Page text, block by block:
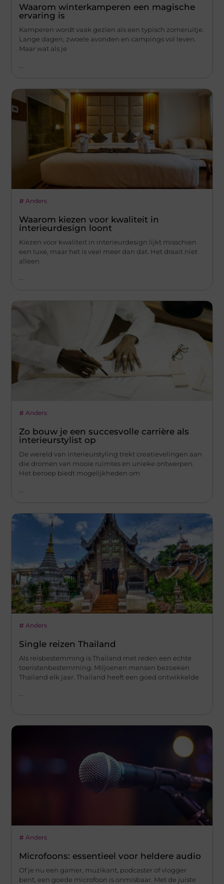
Waarom winterkamperen een magische
ervaring is
Kamperen wordt vaak gezien als een typisch zomeruitje.
Lange dagen, zwoele avonden en campings vol leven.
Maar wat als je
Anders
Waarom kiezen voor kwaliteit in
interieurdesign loont
Kiezen voor kwaliteit in interieurdesign lijkt misschien
een luxe, maar het is veel meer dan dat. Het draait niet
alleen
Anders
Zo bouw je een succesvolle carrière als
interieurstylist op
De wereld van interieurstyling trekt creatievelingen aan
die dromen van mooie ruimtes en unieke ontwerpen.
Het beroep biedt mogelijkheden om
Anders
Single reizen Thailand
Als reisbestemming is Thailand met reden een echte
toeristenbestemming. Miljoenen mensen bezoeken
Thailand elk jaar. Thailand heeft een goed ontwikkelde
Anders
Microfoons: essentieel voor heldere audio
Of je nu een gamer, muzikant, podcaster of vlogger
bent, een goede microfoon is onmisbaar. Met de juiste